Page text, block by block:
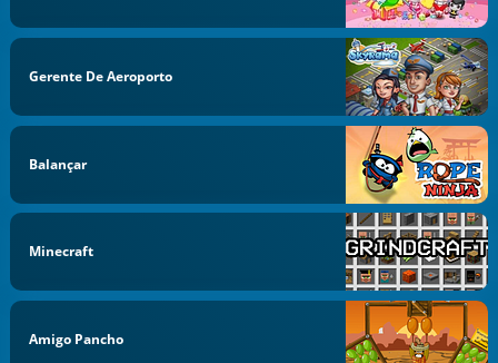
Gerente De Aeroporto
Balançar
Minecraft
Amigo Pancho